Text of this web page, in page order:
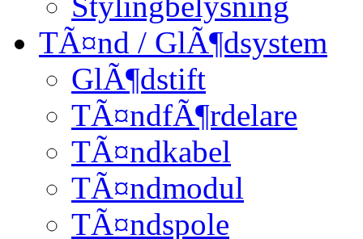
TÃ¤nd / GlÃ¶dsystem
GlÃ¶dstift
TÃ¤ndfÃ¶rdelare
TÃ¤ndkabel
TÃ¤ndmodul
TÃ¤ndspole